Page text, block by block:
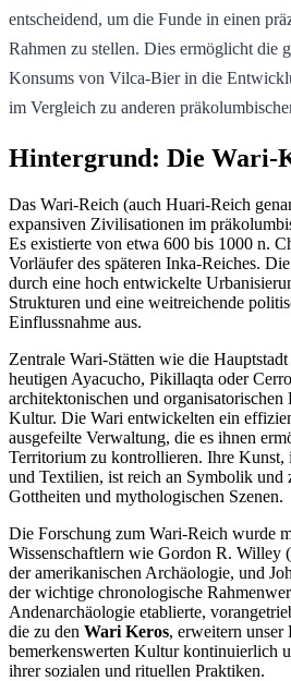
entscheidend, um die Funde in einen
Rahmen zu stellen. Dies ermöglicht die
Konsums von Vilca-Bier in die
im Vergleich zu anderen
Hintergrund: Die Wari-
Das Wari-Reich (auch Huari-Reich
expansiven Zivilisationen im
Es existierte von etwa 600 bis 1000 n.
Vorläufer des späteren Inka-Reiches.
durch eine hoch entwickelte
Strukturen und eine weitreichende
Einflussnahme aus.
Zentrale Wari-Stätten wie die
heutigen Ayacucho, Pikillaqta oder
architektonischen und
Kultur. Die Wari entwickelten ein
ausgefeilte Verwaltung, die es ihnen
Territorium zu kontrollieren. Ihre Kunst,
und Textilien, ist reich an Symbolik und
Gottheiten und mythologischen Szenen.
Die Forschung zum Wari-Reich wurde
Wissenschaftlern wie Gordon R. Willey
der amerikanischen Archäologie, und
der wichtige chronologische
Andenarchäologie etablierte,
die zu den Wari Keros, erweitern unser
bemerkenswerten Kultur kontinuierlich
ihrer sozialen und rituellen Praktiken.